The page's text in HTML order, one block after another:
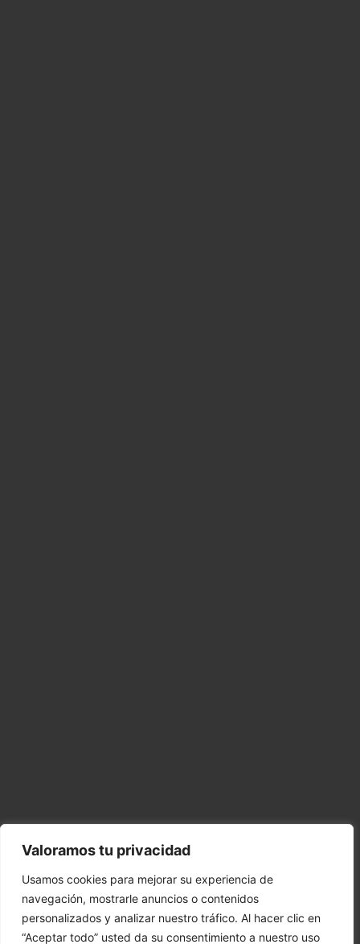
Valoramos tu privacidad
Usamos cookies para mejorar su experiencia de
navegación, mostrarle anuncios o contenidos
personalizados y analizar nuestro tráfico. Al hacer clic en
“Aceptar todo” usted da su consentimiento a nuestro uso